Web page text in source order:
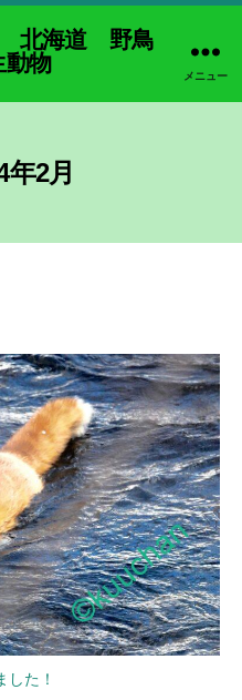
北海道 野鳥
動物
メニュー
年2月
した！